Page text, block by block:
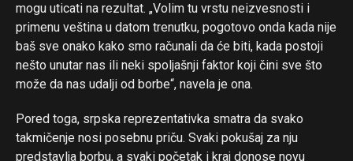
mogu uticati na rezultat. „Volim tu vrstu neizvesnosti i
primenu veština u datom trenutku, pogotovo onda kada nije
baš sve onako kako smo računali da će biti, kada postoji
nešto unutar nas ili neki spoljašnji faktor koji čini sve što
može da nas udalji od borbe“, navela je ona.
Pored toga, srpska reprezentativka smatra da svako
takmičenje nosi posebnu priču. Svaki pokušaj za nju
predstavlja borbu, a svaki početak i kraj donose novu
Flipboard
Reddit
Pinterest
Whatsapp